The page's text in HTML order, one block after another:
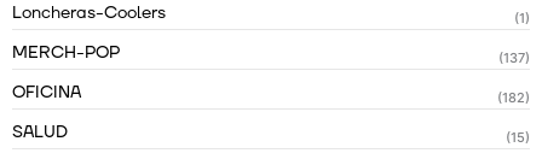
Loncheras-Coolers (1)
MERCH-POP (137)
OFICINA (182)
SALUD (15)